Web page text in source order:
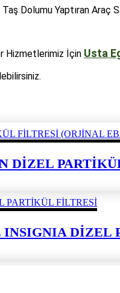
Dolumu Yaptıran Araç
Hizmetlerimiz İçin Usta
DİZEL
INSIGNIA DİZEL